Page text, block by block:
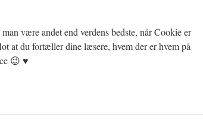
være andet end verdens bedste, når Cookie er
at du fortæller dine læsere, hvem der er hvem på
😉 ♥